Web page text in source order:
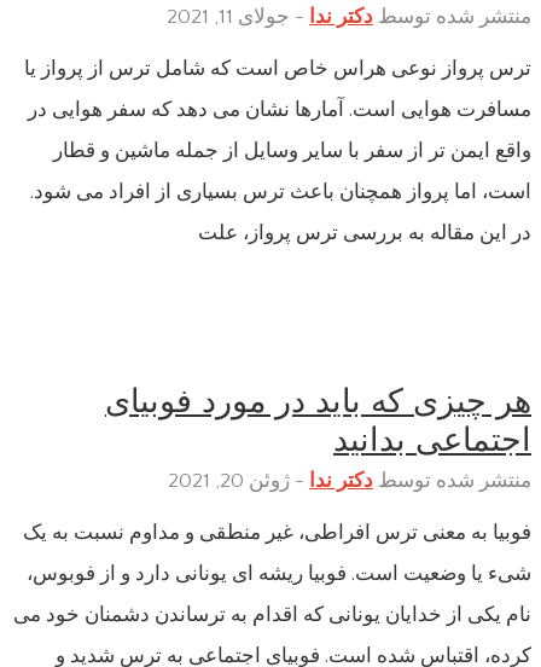
منتشر شده توسط دکتر ندا - جولای 11, 2021
ترس پرواز نوعی هراس خاص است که شامل ترس از پرواز یا
مسافرت هوایی است. آمارها نشان می دهد که سفر هوایی در
واقع ایمن تر از سفر با سایر وسایل از جمله ماشین و قطار
است، اما پرواز همچنان باعث ترس بسیاری از افراد می شود.
در این مقاله به بررسی ترس پرواز، علت
هر چیزی که باید در مورد فوبیای
اجتماعی بدانید
منتشر شده توسط دکتر ندا - ژوئن 20, 2021
فوبیا به معنی ترس افراطی، غیر منطقی و مداوم نسبت به یک
شیء یا وضعیت است. فوبیا ریشه ای یونانی دارد و از فوبوس،
نام یکی از خدایان یونانی که اقدام به ترساندن دشمنان خود می
کرده، اقتباس شده است. فوبیای اجتماعی به ترس شدید و